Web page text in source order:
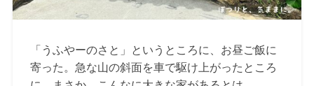
「うふやーのさと」というところに、お昼ご飯に
寄った。急な山の斜面を車で駆け上がったところ